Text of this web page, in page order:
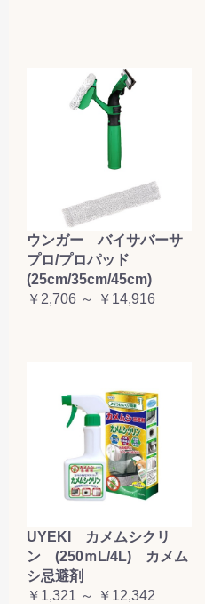
ウンガー バイサバーサ
プロ/プロパッド
(25cm/35cm/45cm)
￥2,706 ～ ￥14,916
UYEKI カメムシクリ
ン (250ｍL/4L) カメム
シ忌避剤
￥1,321 ～ ￥12,342